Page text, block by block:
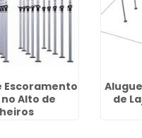
Escoramento
Alto de
de